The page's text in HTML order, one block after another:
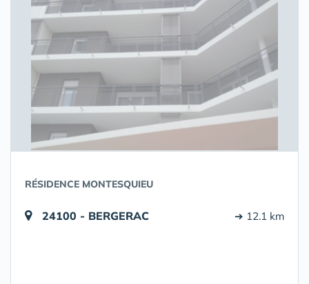
RÉSIDENCE MONTESQUIEU
24100 - BERGERAC ➔ 12.1 km